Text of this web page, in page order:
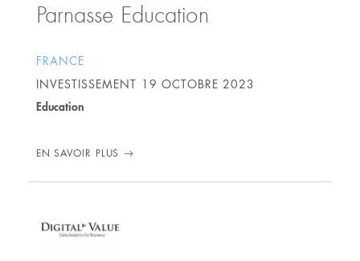
Parnasse Education
FRANCE
INVESTISSEMENT 19 OCTOBRE 2023
Education
EN SAVOIR PLUS